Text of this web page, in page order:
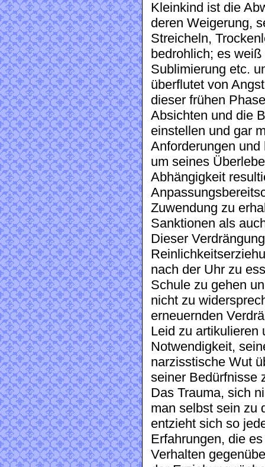
Kleinkind ist die
deren Weigerung,
Streicheln,
bedrohlich; es
Sublimierung etc.
überflutet von
dieser frühen
Absichten und die
einstellen und gar
Anforderungen
um seines
Abhängigkeit
Zuwendung zu
Sanktionen als
Dieser
nach der Uhr zu
Schule zu gehen
nicht zu
erneuernden
Leid zu artikulieren
Notwendigkeit,
narzisstische Wut
seiner Bedürfnisse
Das Trauma, sich
man selbst sein zu
entzieht sich so
Erfahrungen, die
Verhalten